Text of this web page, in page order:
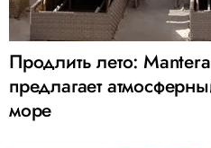
Продлить лето:
предлагает
море